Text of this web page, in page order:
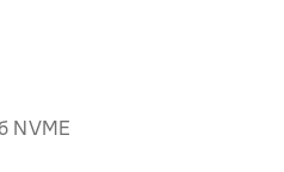
NVME